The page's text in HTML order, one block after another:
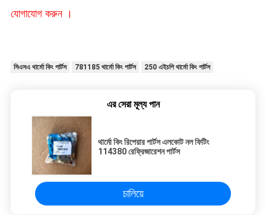
যোগাযোগ করুন ।
সিএসএ থার্মো কিং পার্টস 781185 থার্মো কিং পার্টস 250 এইচপি থার্মো কিং পার্টস
এর সেরা মূল্য পান
থার্মো কিং রিপেয়ার পার্টস এলকোট নল ফিটিং
114380 রেফ্রিজারেশন পার্টস
চালিয়ে